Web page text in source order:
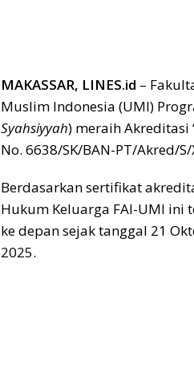
MAKASSAR, LINES.id –
Muslim Indonesia (UMI)
Syahsiyyah) meraih Akreditasi
No. 6638/SK/BAN-PT/Akred/
Berdasarkan sertifikat
Hukum Keluarga FAI-UMI ini
ke depan sejak tanggal 21
2025.